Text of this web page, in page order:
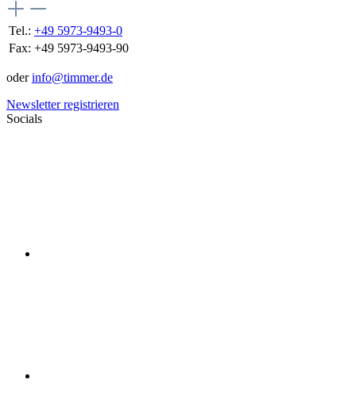
Tel.: +49 5973-9493-0
Fax: +49 5973-9493-90
oderinfo@timmer.de
Newsletter registrieren
Socials